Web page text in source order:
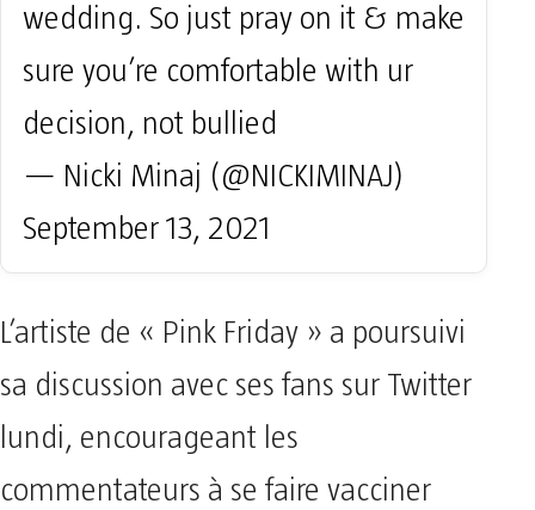
wedding. So just pray on it & make
sure you’re comfortable with ur
decision, not bullied
— Nicki Minaj (@NICKIMINAJ)
September 13, 2021
L’artiste de « Pink Friday » a poursuivi
sa discussion avec ses fans sur Twitter
lundi, encourageant les
commentateurs à se faire vacciner